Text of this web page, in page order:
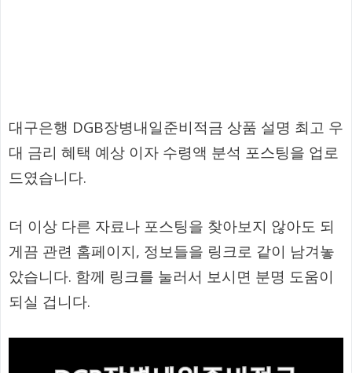
대구은행 DGB장병내일준비적금 상품 설명 최고 우
대 금리 혜택 예상 이자 수령액 분석 포스팅을 업로
드였습니다.
더 이상 다른 자료나 포스팅을 찾아보지 않아도 되
게끔 관련 홈페이지, 정보들을 링크로 같이 남겨놓
았습니다. 함께 링크를 눌러서 보시면 분명 도움이
되실 겁니다.